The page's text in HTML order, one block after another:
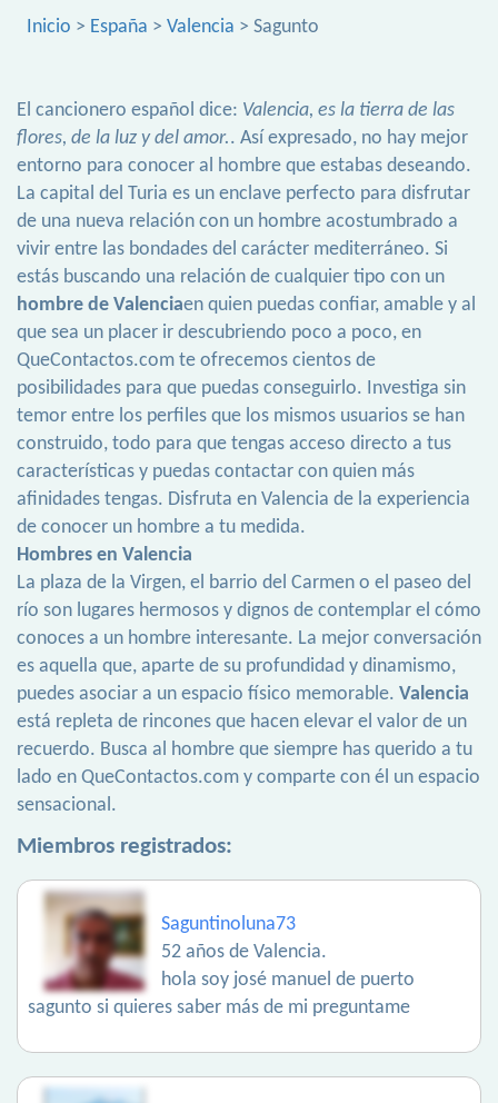
Inicio > España > Valencia > Sagunto
El cancionero español dice: Valencia, es la tierra de las
flores, de la luz y del amor.. Así expresado, no hay mejor
entorno para conocer al hombre que estabas deseando.
La capital del Turia es un enclave perfecto para disfrutar
de una nueva relación con un hombre acostumbrado a
vivir entre las bondades del carácter mediterráneo. Si
estás buscando una relación de cualquier tipo con un
hombre de Valenciaen quien puedas confiar, amable y al
que sea un placer ir descubriendo poco a poco, en
QueContactos.com te ofrecemos cientos de
posibilidades para que puedas conseguirlo. Investiga sin
temor entre los perfiles que los mismos usuarios se han
construido, todo para que tengas acceso directo a tus
características y puedas contactar con quien más
afinidades tengas. Disfruta en Valencia de la experiencia
de conocer un hombre a tu medida.
Hombres en Valencia
La plaza de la Virgen, el barrio del Carmen o el paseo del
río son lugares hermosos y dignos de contemplar el cómo
conoces a un hombre interesante. La mejor conversación
es aquella que, aparte de su profundidad y dinamismo,
puedes asociar a un espacio físico memorable. Valencia
está repleta de rincones que hacen elevar el valor de un
recuerdo. Busca al hombre que siempre has querido a tu
lado en QueContactos.com y comparte con él un espacio
sensacional.
Miembros registrados:
Saguntinoluna73
52 años de Valencia.
hola soy josé manuel de puerto
sagunto si quieres saber más de mi preguntame